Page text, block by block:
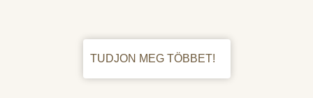
TUDJON MEG TÖBBET!